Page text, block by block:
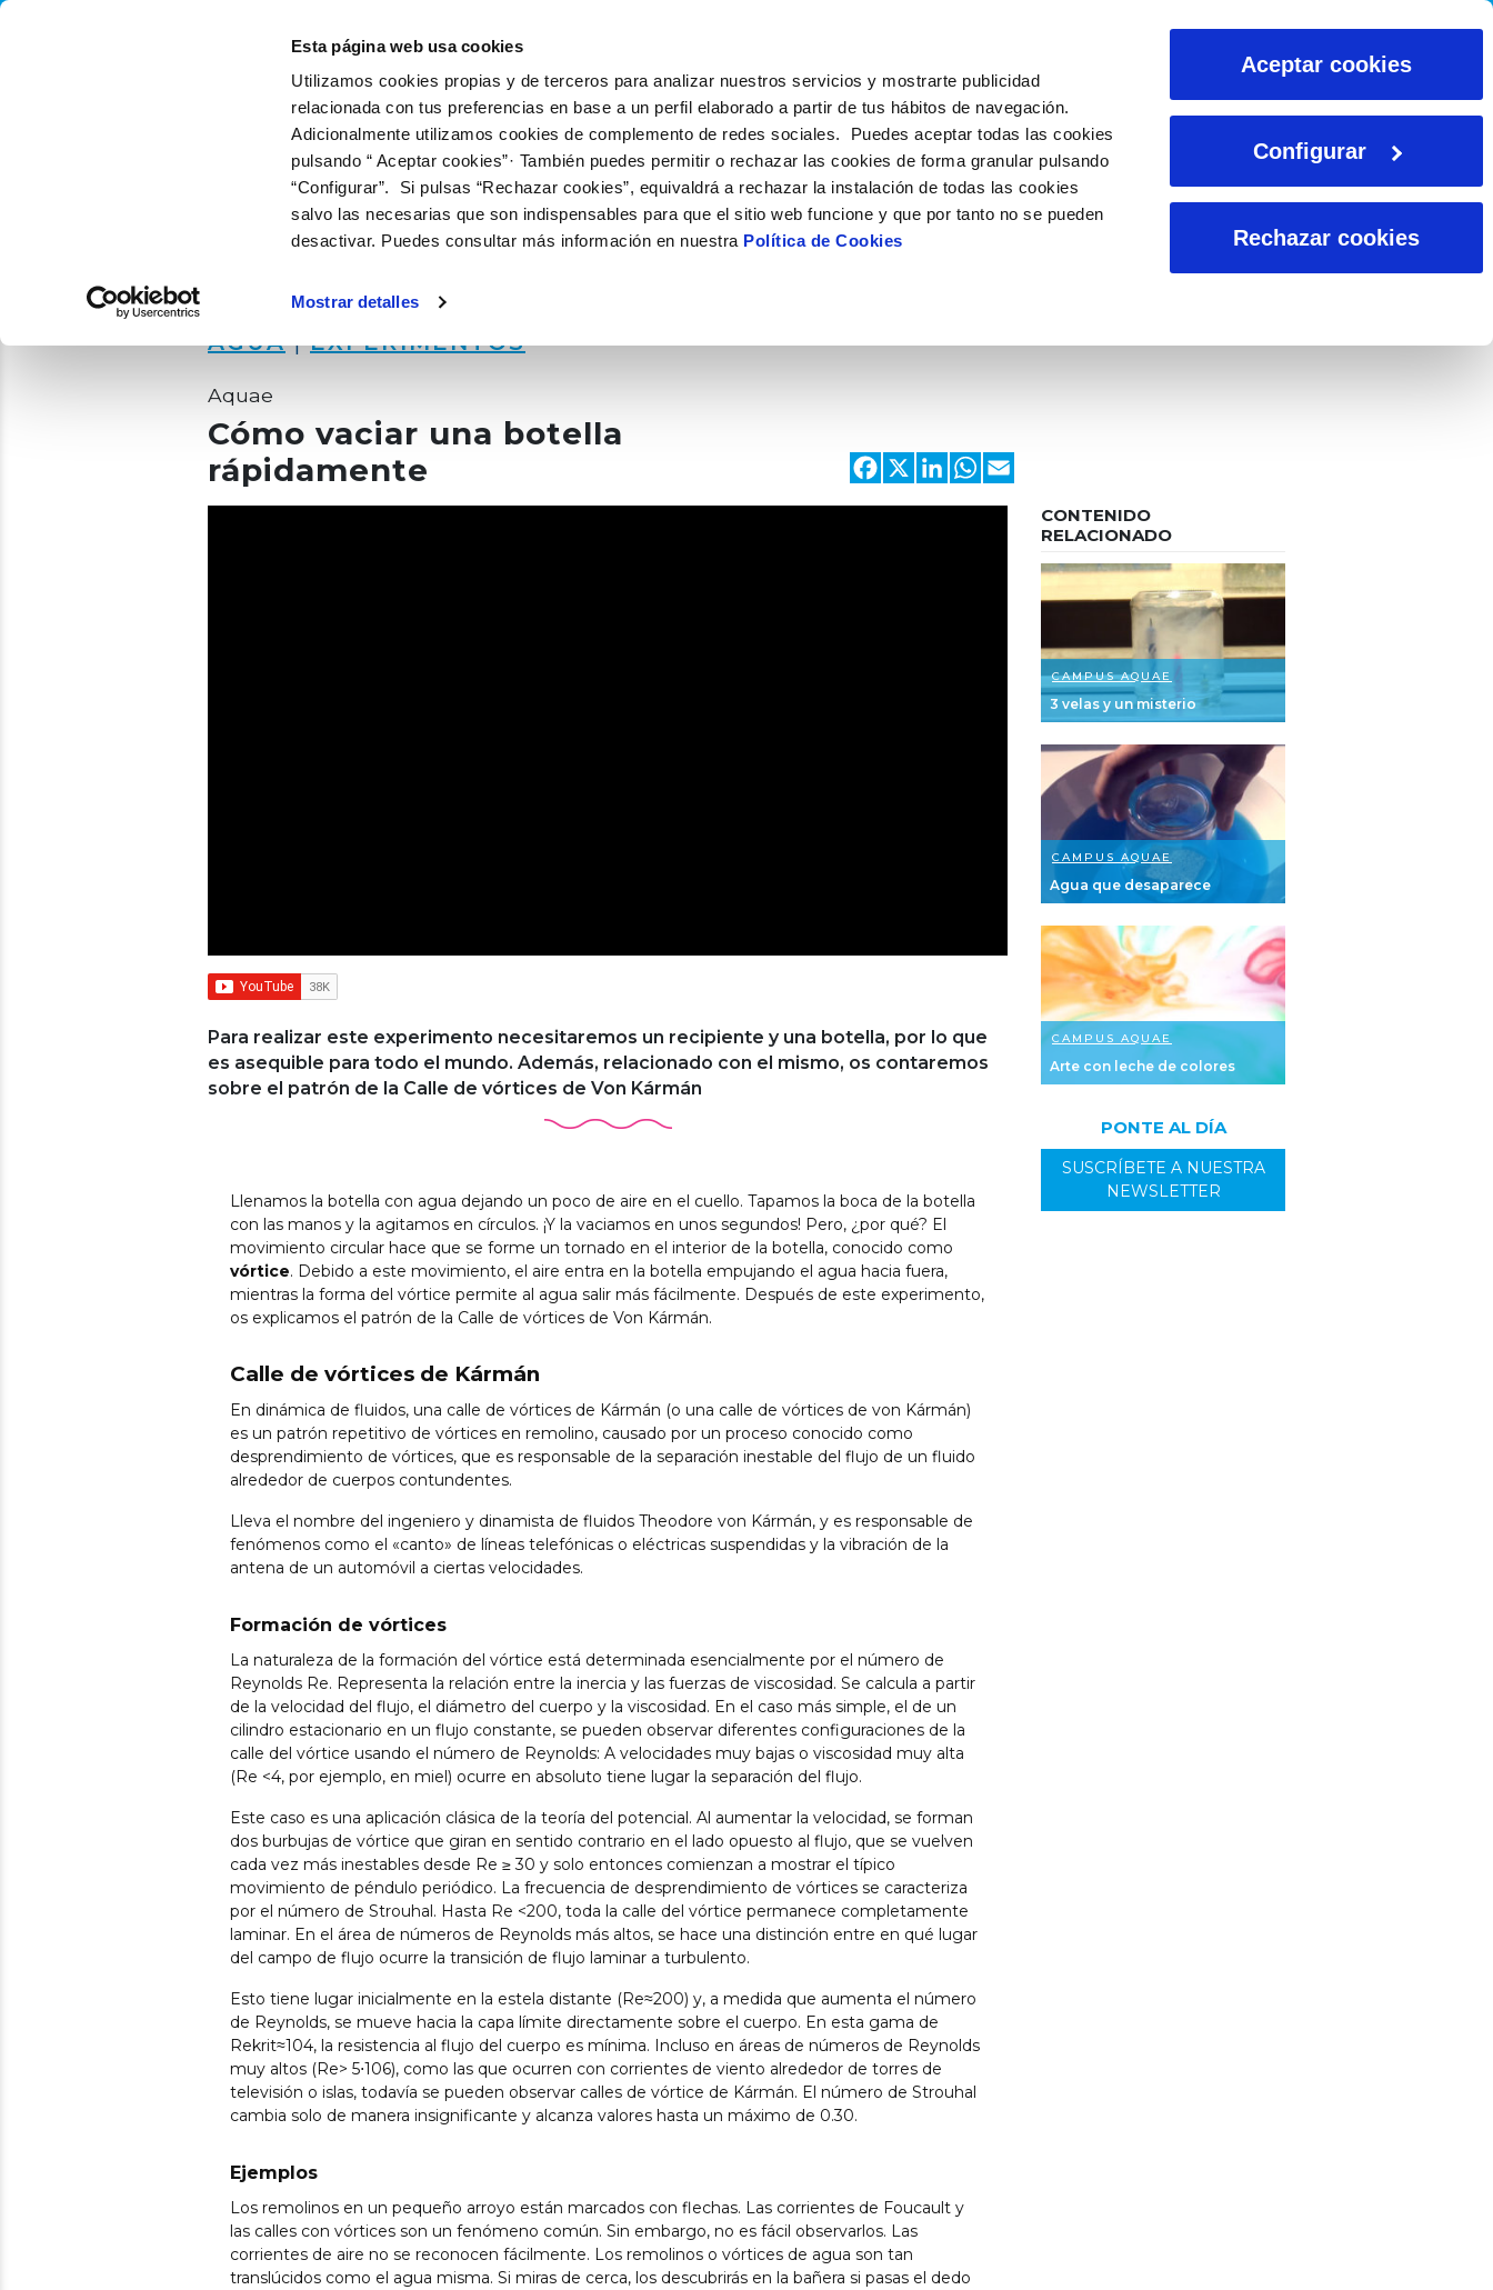
Esta página web usa cookies
Utilizamos cookies propias y de terceros para analizar nuestros servicios y mostrarte publicidad
relacionada con tus preferencias en base a un perfil elaborado a partir de tus hábitos de navegación.
Adicionalmente utilizamos cookies de complemento de redes sociales. Puedes aceptar todas las cookies
pulsando “ Aceptar cookies”· También puedes permitir o rechazar las cookies de forma granular pulsando
“Configurar”. Si pulsas “Rechazar cookies”, equivaldrá a rechazar la instalación de todas las cookies
salvo las necesarias que son indispensables para que el sitio web funcione y que por tanto no se pueden
desactivar. Puedes consultar más información en nuestra Política de Cookies
Mostrar detalles
Aceptar cookies
Configurar
Rechazar cookies
AGUA|EXPERIMENTOS
Aquae
Cómo vaciar una botella
rápidamente
Facebook
X LinkedIn
WhatsApp
Para realizar este experimento necesitaremos un recipiente y una botella, por lo que
es asequible para todo el mundo. Además, relacionado con el mismo, os contaremos
sobre el patrón de la Calle de vórtices de Von Kármán
Llenamos la botella con agua dejando un poco de aire en el cuello. Tapamos la boca de la botella
con las manos y la agitamos en círculos. ¡Y la vaciamos en unos segundos! Pero, ¿por qué? El
movimiento circular hace que se forme un tornado en el interior de la botella, conocido como
vórtice. Debido a este movimiento, el aire entra en la botella empujando el agua hacia fuera,
mientras la forma del vórtice permite al agua salir más fácilmente. Después de este experimento,
os explicamos el patrón de la Calle de vórtices de Von Kármán.
Calle de vórtices de Kármán
En dinámica de fluidos, una calle de vórtices de Kármán (o una calle de vórtices de von Kármán)
es un patrón repetitivo de vórtices en remolino, causado por un proceso conocido como
desprendimiento de vórtices, que es responsable de la separación inestable del flujo de un fluido
alrededor de cuerpos contundentes.
Lleva el nombre del ingeniero y dinamista de fluidos Theodore von Kármán, y es responsable de
fenómenos como el «canto» de líneas telefónicas o eléctricas suspendidas y la vibración de la
antena de un automóvil a ciertas velocidades.
Formación de vórtices
La naturaleza de la formación del vórtice está determinada esencialmente por el número de
Reynolds Re. Representa la relación entre la inercia y las fuerzas de viscosidad. Se calcula a partir
de la velocidad del flujo, el diámetro del cuerpo y la viscosidad. En el caso más simple, el de un
cilindro estacionario en un flujo constante, se pueden observar diferentes configuraciones de la
calle del vórtice usando el número de Reynolds: A velocidades muy bajas o viscosidad muy alta
(Re <4, por ejemplo, en miel) ocurre en absoluto tiene lugar la separación del flujo.
Este caso es una aplicación clásica de la teoría del potencial. Al aumentar la velocidad, se forman
dos burbujas de vórtice que giran en sentido contrario en el lado opuesto al flujo, que se vuelven
cada vez más inestables desde Re ≥ 30 y solo entonces comienzan a mostrar el típico
movimiento de péndulo periódico. La frecuencia de desprendimiento de vórtices se caracteriza
por el número de Strouhal. Hasta Re <200, toda la calle del vórtice permanece completamente
laminar. En el área de números de Reynolds más altos, se hace una distinción entre en qué lugar
del campo de flujo ocurre la transición de flujo laminar a turbulento.
Esto tiene lugar inicialmente en la estela distante (Re≈200) y, a medida que aumenta el número
de Reynolds, se mueve hacia la capa límite directamente sobre el cuerpo. En esta gama de
Rekrit≈104, la resistencia al flujo del cuerpo es mínima. Incluso en áreas de números de Reynolds
muy altos (Re> 5⋅106), como las que ocurren con corrientes de viento alrededor de torres de
televisión o islas, todavía se pueden observar calles de vórtice de Kármán. El número de Strouhal
cambia solo de manera insignificante y alcanza valores hasta un máximo de 0.30.
Ejemplos
Los remolinos en un pequeño arroyo están marcados con flechas. Las corrientes de Foucault y
las calles con vórtices son un fenómeno común. Sin embargo, no es fácil observarlos. Las
corrientes de aire no se reconocen fácilmente. Los remolinos o vórtices de agua son tan
translúcidos como el agua misma. Si miras de cerca, los descubrirás en la bañera si pasas el dedo
CONTENIDO
RELACIONADO
CAMPUS AQUAE
3 velas y un misterio
CAMPUS AQUAE
Agua que desaparece
CAMPUS AQUAE
Arte con leche de colores
PONTE AL DÍA
SUSCRÍBETE A NUESTRA
NEWSLETTER